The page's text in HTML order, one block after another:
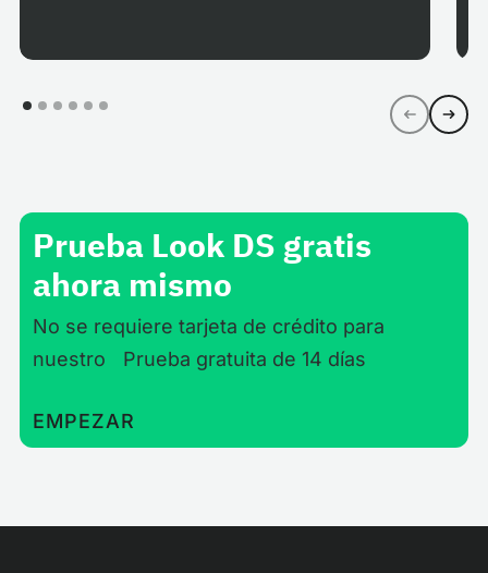
Prueba Look DS gratis
ahora mismo
No se requiere tarjeta de crédito para
nuestro Prueba gratuita de 14 días
EMPEZAR